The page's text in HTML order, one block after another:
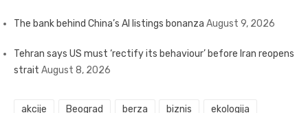
The bank behind China’s AI listings bonanza August 9, 2026
Tehran says US must ‘rectify its behaviour’ before Iran reopens
strait August 8, 2026
akcije Beograd berza biznis ekologija